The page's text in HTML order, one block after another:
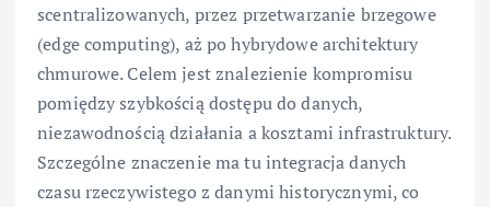
scentralizowanych, przez przetwarzanie brzegowe
(edge computing), aż po hybrydowe architektury
chmurowe. Celem jest znalezienie kompromisu
pomiędzy szybkością dostępu do danych,
niezawodnością działania a kosztami infrastruktury.
Szczególne znaczenie ma tu integracja danych
czasu rzeczywistego z danymi historycznymi, co